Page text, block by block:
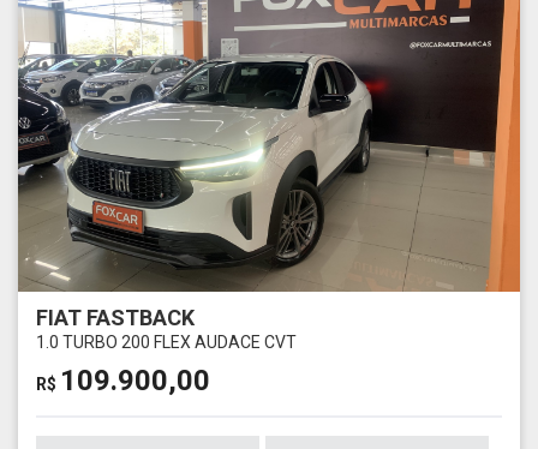
FIAT FASTBACK
1.0 TURBO 200 FLEX AUDACE CVT
R$ 109.900,00